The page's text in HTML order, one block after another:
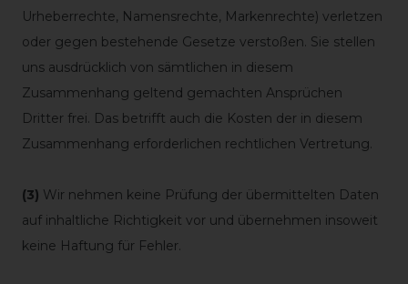
Urheberrechte, Namensrechte, Markenrechte) verletzen
oder gegen bestehende Gesetze verstoßen. Sie stellen
uns ausdrücklich von sämtlichen in diesem
Zusammenhang geltend gemachten Ansprüchen
Dritter frei. Das betrifft auch die Kosten der in diesem
Zusammenhang erforderlichen rechtlichen Vertretung.
(3) Wir nehmen keine Prüfung der übermittelten Daten
auf inhaltliche Richtigkeit vor und übernehmen insoweit
keine Haftung für Fehler.